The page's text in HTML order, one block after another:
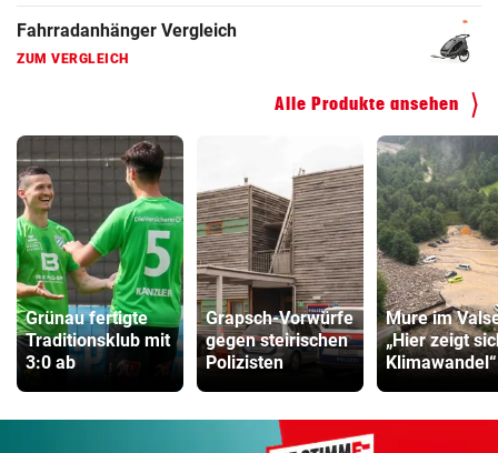
Kinderfahrrad Vergleich
ZUM VERGLEICH
Alle Produkte ansehen
Grünau fertigte
Traditionsklub mit
3:0 ab
Grapsch-Vorwürfe
gegen steirischen
Polizisten
Mure im
„Hier zeigt
Klimawandel“